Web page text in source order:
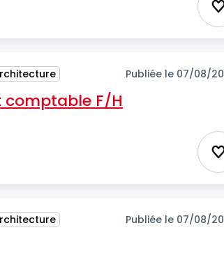
Publiée le 07/08/
F/H
Publiée le 07/08/